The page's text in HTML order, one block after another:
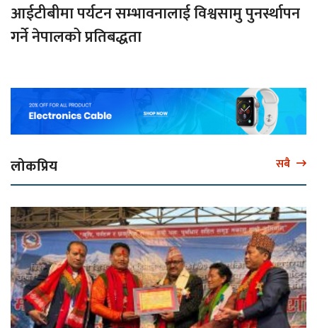
आईटीबीमा पर्यटन सम्भावनालाई विश्वसामु पुनर्स्थापन
गर्ने नेपालको प्रतिबद्धता
लोकप्रिय सबै